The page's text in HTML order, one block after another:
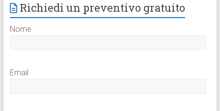
Richiedi un preventivo gratuito
Nome
Email